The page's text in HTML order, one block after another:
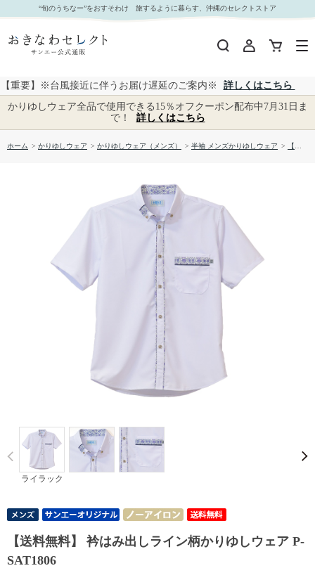
【送料無料】 衿はみ出しライン柄かりゆしウェア P-SAT1806｜おきなわセレクト サンエー公式
通販
“旬のうちなー”をおすそわけ 旅するように暮らす、沖縄のセレクトストア
【重要】※台風接近に伴うお届け遅延のご案内※
詳しくはこちら
かりゆしウェア全品で使用できる15％オフクーポン配布中7月31日ま
で！
詳しくはこちら
ホーム > かりゆしウェア > かりゆしウェア（メンズ） > 半袖 メンズかりゆしウェア > 【送料無料】 衿はみ出しライン柄かりゆしウェア P-SAT1806
ライラック
Prev
【送料無料】 衿はみ出しライン柄かりゆしウェア P-
SAT1806